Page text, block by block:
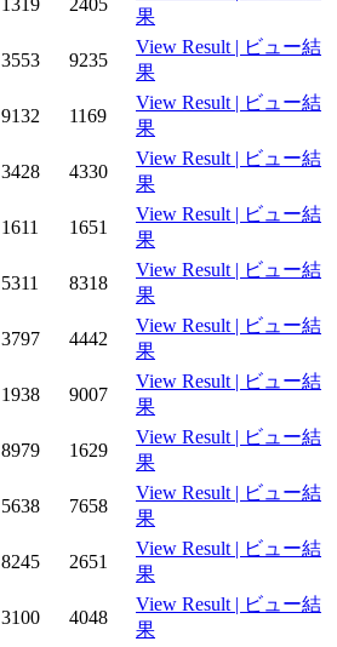
果
3553 9235
View Result | ビュー結
果
9132 1169
View Result | ビュー結
果
3428 4330
View Result | ビュー結
果
1611 1651
View Result | ビュー結
果
5311 8318
View Result | ビュー結
果
3797 4442
View Result | ビュー結
果
1938 9007
View Result | ビュー結
果
8979 1629
View Result | ビュー結
果
5638 7658
View Result | ビュー結
果
8245 2651
View Result | ビュー結
果
3100 4048
View Result | ビュー結
果